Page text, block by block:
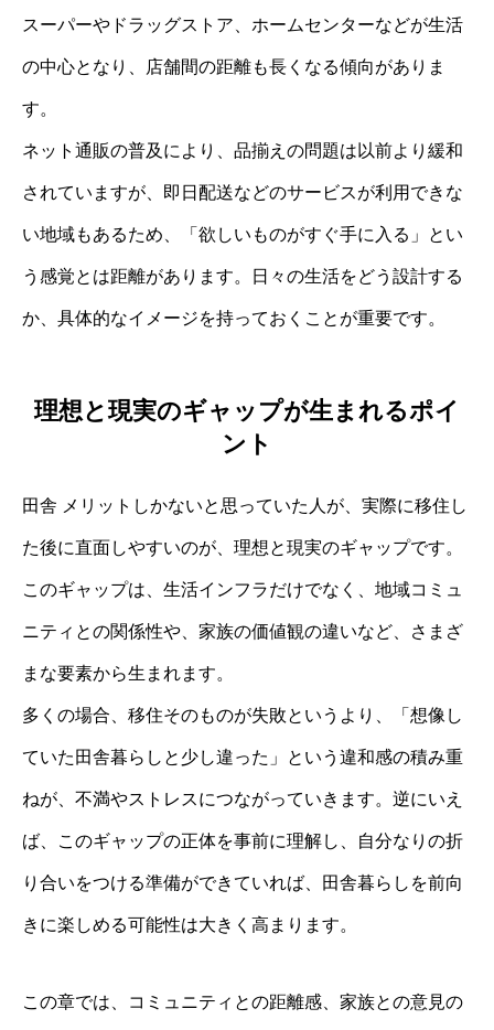
スーパーやドラッグストア、ホームセンターなどが生活
の中心となり、店舗間の距離も長くなる傾向がありま
す。
ネット通販の普及により、品揃えの問題は以前より緩和
されていますが、即日配送などのサービスが利用できな
い地域もあるため、「欲しいものがすぐ手に入る」とい
う感覚とは距離があります。日々の生活をどう設計する
か、具体的なイメージを持っておくことが重要です。
理想と現実のギャップが生まれるポイ
ント
田舎 メリットしかないと思っていた人が、実際に移住し
た後に直面しやすいのが、理想と現実のギャップです。
このギャップは、生活インフラだけでなく、地域コミュ
ニティとの関係性や、家族の価値観の違いなど、さまざ
まな要素から生まれます。
多くの場合、移住そのものが失敗というより、「想像し
ていた田舎暮らしと少し違った」という違和感の積み重
ねが、不満やストレスにつながっていきます。逆にいえ
ば、このギャップの正体を事前に理解し、自分なりの折
り合いをつける準備ができていれば、田舎暮らしを前向
きに楽しめる可能性は大きく高まります。
この章では、コミュニティとの距離感、家族との意見の